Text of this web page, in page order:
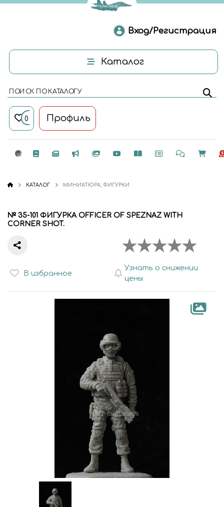
Вход/Регистрация
Каталог
ПОИСК ПО КАТАЛОГУ
0 Профиль
КАТАЛОГ МИНИАТЮРА, ФИГУРКИ
№ 35-101 ФИГУРКА OFFICER OF SPEZNAZ WITH
CORNER SHOT.
В избранное
Узнать о снижении
цены